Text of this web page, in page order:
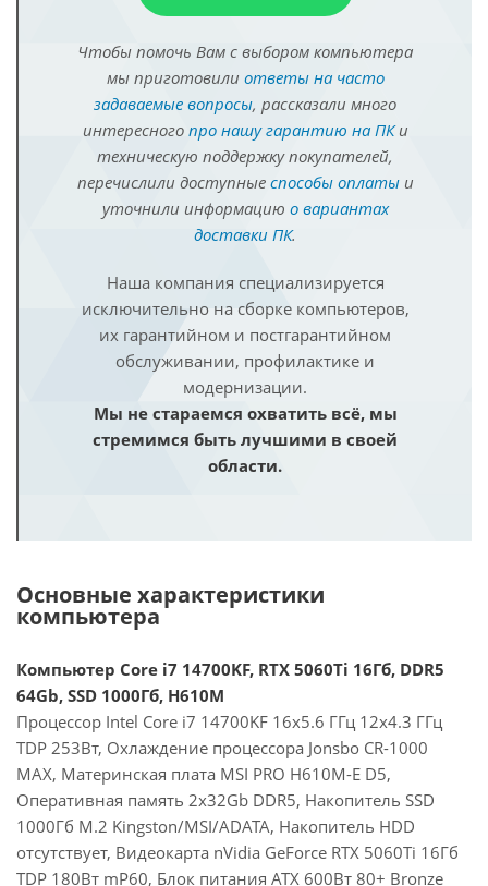
Чтобы помочь Вам с выбором компьютера
мы приготовили ответы на часто
задаваемые вопросы, рассказали много
интересного про нашу гарантию на ПКи
техническую поддержку покупателей,
перечислили доступные способы оплатыи
уточнили информацию о вариантах
доставки ПК.
Наша компания специализируется
исключительно на сборке компьютеров,
их гарантийном и постгарантийном
обслуживании, профилактике и
модернизации.
Мы не стараемся охватить всё, мы
стремимся быть лучшими в своей
области.
Основные характеристики
компьютера
Компьютер Core i7 14700KF, RTX 5060Ti 16Гб, DDR5
64Gb, SSD 1000Гб, H610M
Процессор Intel Core i7 14700KF 16x5.6 ГГц 12x4.3 ГГц
TDP 253Вт, Охлаждение процессора Jonsbo CR-1000
MAX, Материнская плата MSI PRO H610M-E D5,
Оперативная память 2x32Gb DDR5, Накопитель SSD
1000Гб M.2 Kingston/MSI/ADATA, Накопитель HDD
отсутствует, Видеокарта nVidia GeForce RTX 5060Ti 16Гб
TDP 180Вт mP60, Блок питания ATX 600Вт 80+ Bronze